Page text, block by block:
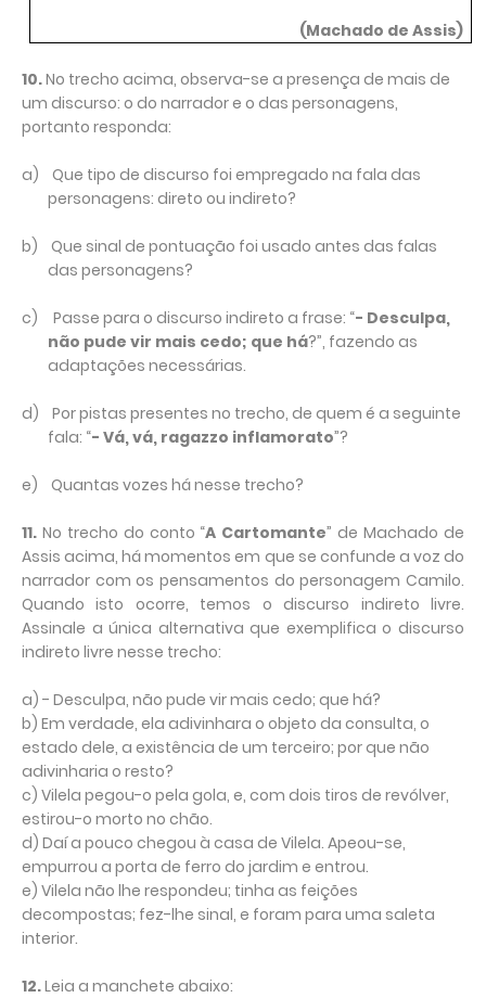
(Machado de Assis)
10.No trecho acima, observa-se a presença de mais de
um discurso: o do narrador e o das personagens,
portanto responda:
a)
Que tipo de discurso foi empregado na fala das
personagens: direto ou indireto?
b)
Que sinal de pontuação foi usado antes das falas
das personagens?
c) Passe para o discurso indireto a frase: “- Desculpa,
não pude vir mais cedo; que há?”, fazendo as
adaptações necessárias.
d)
Por pistas presentes no trecho, de quem é a seguinte
fala: “- Vá, vá, ragazzo inflamorato”?
e) Quantas vozes há nesse trecho?
11. No trecho do conto “A Cartomante” de Machado de
Assis acima, há momentos em que se confunde a voz do
narrador com os pensamentos do personagem Camilo.
Quando isto ocorre, temos o discurso indireto livre.
Assinale a única alternativa que exemplifica o discurso
indireto livre nesse trecho:
a) - Desculpa, não pude vir mais cedo; que há?
b) Em verdade, ela adivinhara o objeto da consulta, o
estado dele, a existência de um terceiro; por que não
adivinharia o resto?
c) Vilela pegou-o pela gola, e, com dois tiros de revólver,
estirou-o morto no chão.
d) Daí a pouco chegou à casa de Vilela. Apeou-se,
empurrou a porta de ferro do jardim e entrou.
e) Vilela não lhe respondeu; tinha as feições
decompostas; fez-lhe sinal, e foram para uma saleta
interior.
12.Leia a manchete abaixo: